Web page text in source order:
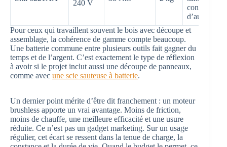
240 V
contrainte
d’autonomie
Pour ceux qui travaillent souvent le bois avec découpe et
assemblage, la cohérence de gamme compte beaucoup.
Une batterie commune entre plusieurs outils fait gagner du
temps et de l’argent. C’est exactement le type de réflexion
à avoir si le projet inclut aussi une découpe de panneaux,
comme avec une scie sauteuse à batterie.
Un dernier point mérite d’être dit franchement : un moteur
brushless apporte un vrai avantage. Moins de friction,
moins de chauffe, une meilleure efficacité et une usure
réduite. Ce n’est pas un gadget marketing. Sur un usage
régulier, cet écart se ressent dans la tenue de charge, la